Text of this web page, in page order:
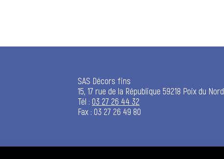
SAS Décors fins
15, 17 rue de la République 59218 Poix du Nord
Tél : 03 27 26 44 32
Fax : 03 27 26 49 80